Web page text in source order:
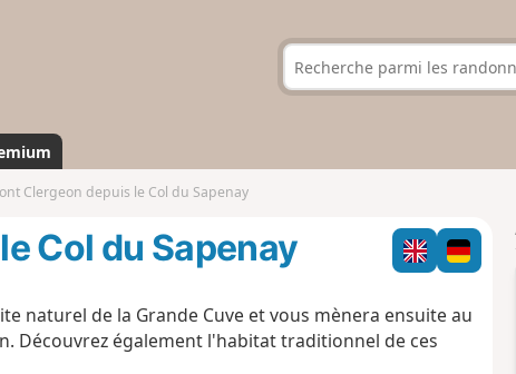
Clergeon depuis le Col du Sapenay
Col du Sapenay
naturel de la Grande Cuve et vous mènera ensuite au
Découvrez également l'habitat traditionnel de ces